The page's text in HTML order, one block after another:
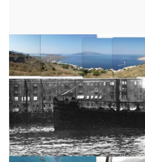
AND
VEHICLES,
BATTLEFIELD
ARCHAEOLOGY,
INTERVIEWS
AND
FIRST-
HAND
ACCOUNTS